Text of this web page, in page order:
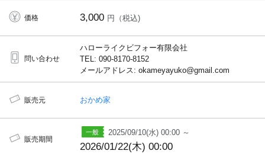
価格 3,000 円（税込)
問い合わせ
ハローライクビフォー有限会社
TEL: 090-8170-8152
メールアドレス: okameyayuko@gmail.com
販売元 おかめ家
販売期間
2025/09/10(水) 00:00 ～
2026/01/22(木) 00:00